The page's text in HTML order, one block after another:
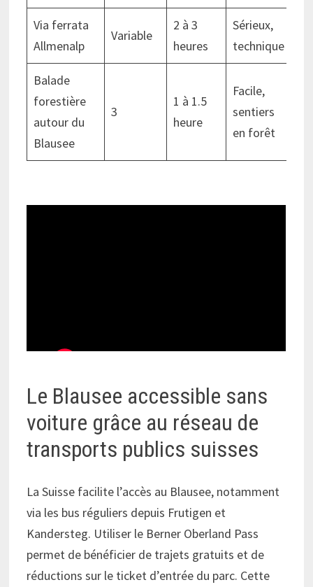
Via ferrata
Allmenalp
Variable
2 à 3
heures
Sérieux,
technique
Balade
forestière
autour du
Blausee
3
1 à 1.5
heure
Facile,
sentiers
en forêt
Le Blausee accessible sans
voiture grâce au réseau de
transports publics suisses
La Suisse facilite l’accès au Blausee, notamment
via les bus réguliers depuis Frutigen et
Kandersteg. Utiliser le Berner Oberland Pass
permet de bénéficier de trajets gratuits et de
réductions sur le ticket d’entrée du parc. Cette